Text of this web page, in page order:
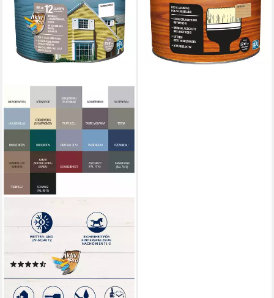
BONDEX
Holzschutzlasur Bondex
Dauerschutz-Holzfarbe 2,5 L
schneeweiß
(5)
(18,88 €/ 1 l)
lieferbar - in 3-4 Werktagen bei dir
-11%
lieferbar - in 4-5 Werktagen bei dir